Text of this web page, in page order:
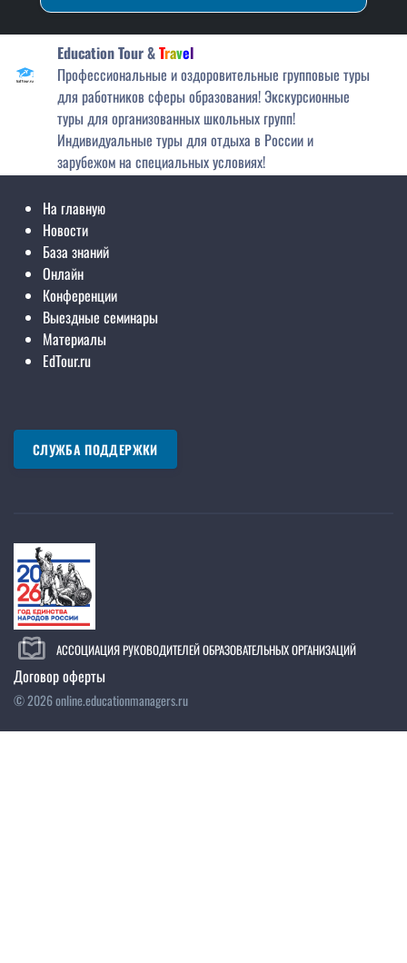
На главную
Новости
База знаний
Онлайн
Конференции
Выездные семинары
Материалы
EdTour.ru
СЛУЖБА ПОДДЕРЖКИ
АССОЦИАЦИЯ РУКОВОДИТЕЛЕЙ ОБРАЗОВАТЕЛЬНЫХ ОРГАНИЗАЦИЙ
Договор оферты
©2026online.educationmanagers.ru